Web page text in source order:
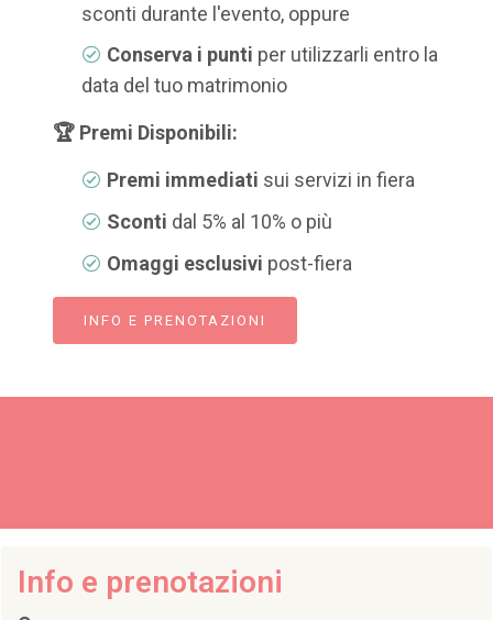
sconti durante l'evento, oppure
Conserva i punti per utilizzarli entro la
data del tuo matrimonio
🏆 Premi Disponibili:
Premi immediati sui servizi in fiera
Sconti dal 5% al 10% o più
Omaggi esclusivi post-fiera
INFO E PRENOTAZIONI
Info e prenotazioni